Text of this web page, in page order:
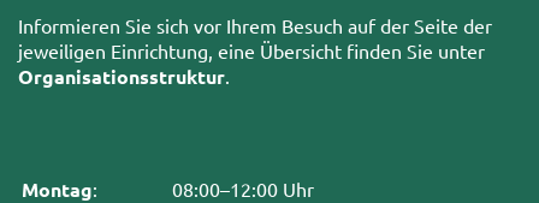
Informieren Sie sich vor Ihrem Besuch auf der Seite der
jeweiligen Einrichtung, eine Übersicht finden Sie unter
Organisationsstruktur.
Montag: 08:00–12:00 Uhr